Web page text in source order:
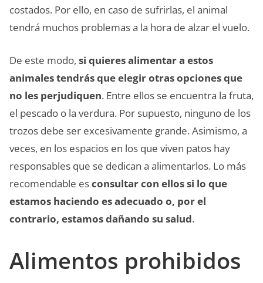
costados. Por ello, en caso de sufrirlas, el animal
tendrá muchos problemas a la hora de alzar el vuelo.
De este modo, si quieres alimentar a estos
animales tendrás que elegir otras opciones que
no les perjudiquen. Entre ellos se encuentra la fruta,
el pescado o la verdura. Por supuesto, ninguno de los
trozos debe ser excesivamente grande. Asimismo, a
veces, en los espacios en los que viven patos hay
responsables que se dedican a alimentarlos. Lo más
recomendable esconsultar con ellos si lo que
estamos haciendo es adecuado o, por el
contrario, estamos dañando su salud.
Alimentos prohibidos